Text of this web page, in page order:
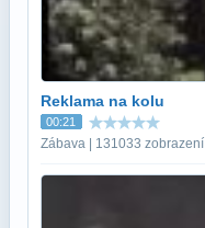
Reklama na kolu
00:21
Zábava | 131033 zobrazení